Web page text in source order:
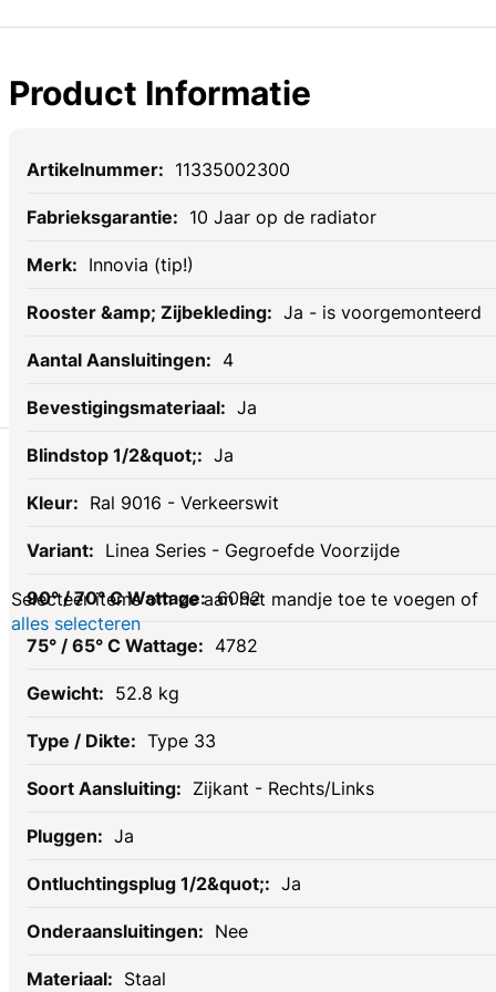
Product Informatie
Specificaties
11335002300
10 Jaar op de radiator
Innovia (tip!)
Ja - is voorgemonteerd
4
Ja
Ja
Ral 9016 - Verkeerswit
Linea Series - Gegroefde Voorzijde
6092
4782
52.8 kg
Type 33
Zijkant - Rechts/Links
Ja
Ja
Nee
Staal
Gerelateerde
producten
Selecteer items om ze aan het mandje toe te voegen of
alles selecteren